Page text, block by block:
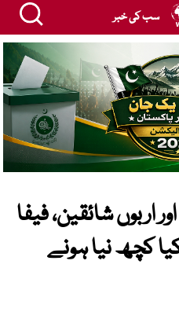
سب کی خبر
ٹیمیں اور اربوں شائقین، فیفا
میں کیا کچھ نیا ہونے